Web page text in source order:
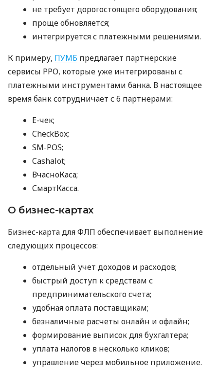
не требует дорогостоящего оборудования;
проще обновляется;
интегрируется с платежными решениями.
К примеру, ПУМБ предлагает партнерские
сервисы РРО, которые уже интегрированы с
платежными инструментами банка. В настоящее
время банк сотрудничает с 6 партнерами:
E-чек;
CheckBox;
SM-POS;
Cashalot;
ВчасноКаса;
СмартКасса.
О бизнес-картах
Бизнес-карта для ФЛП обеспечивает выполнение
следующих процессов:
отдельный учет доходов и расходов;
быстрый доступ к средствам с
предпринимательского счета;
удобная оплата поставщикам;
безналичные расчеты онлайн и офлайн;
формирование выписок для бухгалтера;
уплата налогов в несколько кликов;
управление через мобильное приложение.